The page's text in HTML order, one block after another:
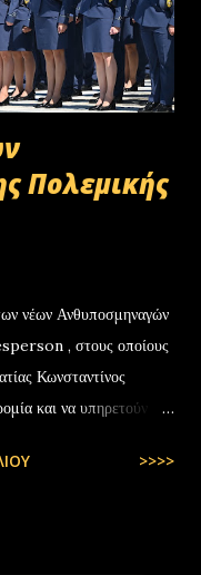
Πολεμικής
νέων Ανθυποσμηναγών
, στους οποίους
Κωνσταντίνος
και να υπηρετούν με
Dendias
>>>>